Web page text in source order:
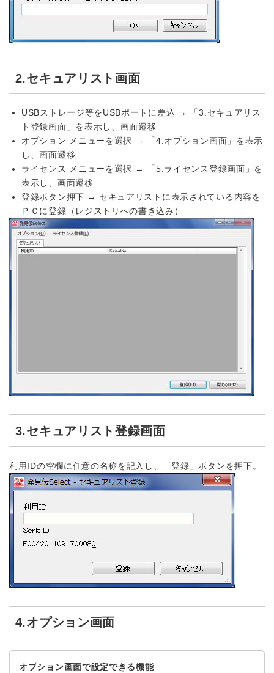
2.セキュアリスト画面
USBストレージ等をUSBポートに差込 → 「3.セキュアリス
ト登録画面」を表示し、画面遷移
オプション メニューを選択 → 「4.オプション画面」を表示
し、画面遷移
ライセンス メニューを選択 → 「5.ライセンス登録画面」を
表示し、画面遷移
登録ボタン押下 → セキュアリストに表示されている内容を
ＰＣに登録（レジストリへの書き込み）
3.セキュアリスト登録画面
利用IDの空欄に任意の名称を記入し、「登録」ボタンを押下。
4.オプション画面
オプション画面で設定できる機能